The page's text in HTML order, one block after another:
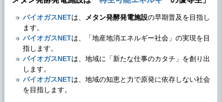
バイオガスNETは、 メタン発酵発電施設の早期普及を目指し
ます。
バイオガスNETは、「地産地消エネルギー社会」の実現を目
指します。
バイオガスNETは、地域に「新たな仕事のカタチ」を創り出
します。
バイオガスNETは、地域の知恵と力で原発に依存しない社会
を目指します。